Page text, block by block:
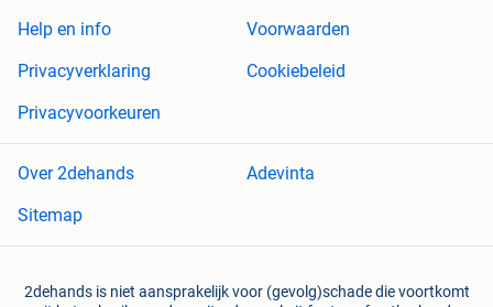
Help en info
Voorwaarden
Privacyverklaring
Cookiebeleid
Privacyvoorkeuren
Over 2dehands
Adevinta
Sitemap
2dehands is niet aansprakelijk voor (gevolg)schade die voortkomt